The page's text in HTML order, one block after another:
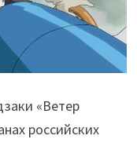
«Ветер
российских